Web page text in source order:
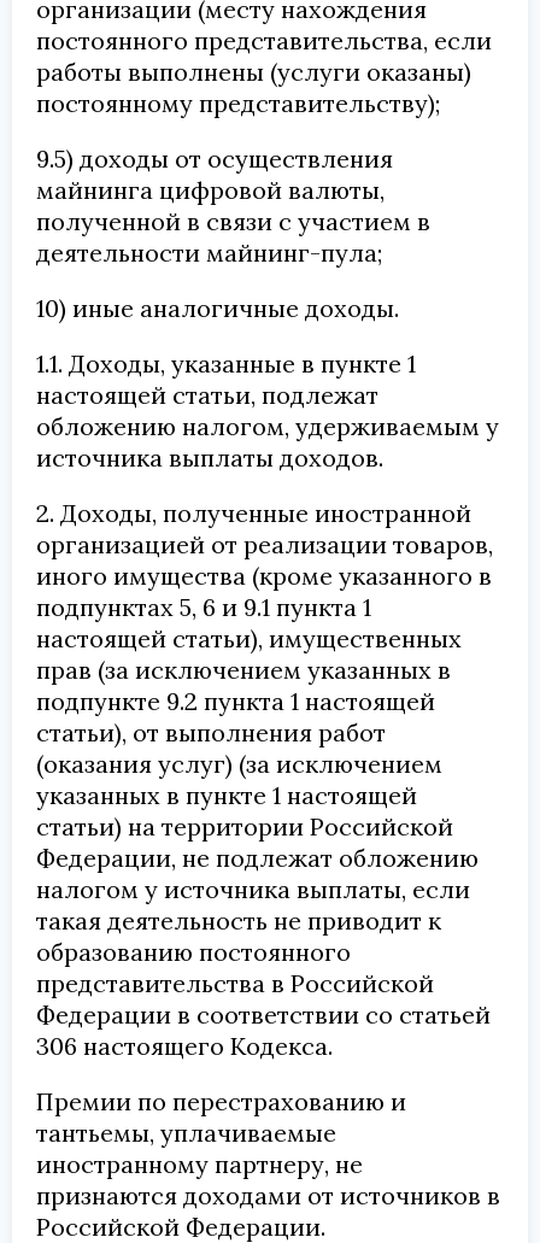
организации (месту нахождения
постоянного представительства, если
работы выполнены (услуги оказаны)
постоянному представительству);
9.5) доходы от осуществления
майнинга цифровой валюты,
полученной в связи с участием в
деятельности майнинг-пула;
10) иные аналогичные доходы.
1.1. Доходы, указанные в пункте 1
настоящей статьи, подлежат
обложению налогом, удерживаемым у
источника выплаты доходов.
2. Доходы, полученные иностранной
организацией от реализации товаров,
иного имущества (кроме указанного в
подпунктах 5, 6 и 9.1 пункта 1
настоящей статьи), имущественных
прав (за исключением указанных в
подпункте 9.2 пункта 1 настоящей
статьи), от выполнения работ
(оказания услуг) (за исключением
указанных в пункте 1 настоящей
статьи) на территории Российской
Федерации, не подлежат обложению
налогом у источника выплаты, если
такая деятельность не приводит к
образованию постоянного
представительства в Российской
Федерации в соответствии со статьей
306 настоящего Кодекса.
Премии по перестрахованию и
тантьемы, уплачиваемые
иностранному партнеру, не
признаются доходами от источников в
Российской Федерации.